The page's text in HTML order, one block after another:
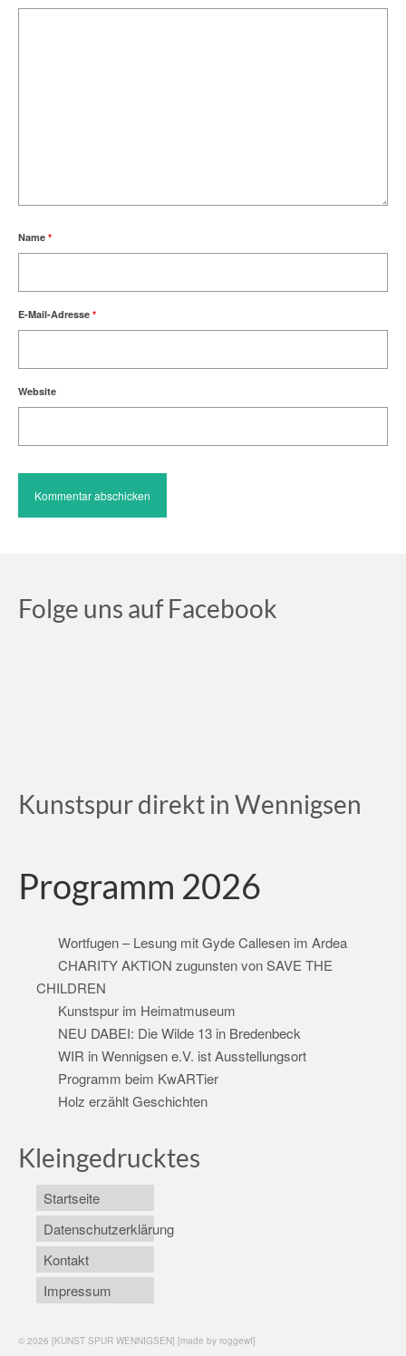
Name *
E-Mail-Adresse *
Website
Folge uns auf Facebook
Kunstspur direkt in Wennigsen
Programm 2026
Wortfugen – Lesung mit Gyde Callesen im Ardea
CHARITY AKTION zugunsten von SAVE THE
CHILDREN
Kunstspur im Heimatmuseum
NEU DABEI: Die Wilde 13 in Bredenbeck
WIR in Wennigsen e.V. ist Ausstellungsort
Programm beim KwARTier
Holz erzählt Geschichten
Kleingedrucktes
Startseite
Datenschutzerklärung
Kontakt
Impressum
© 2026 [KUNST SPUR WENNIGSEN] [made by roggewf]